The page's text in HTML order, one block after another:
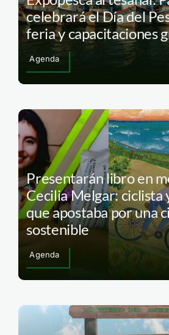
celebrará el Día del
feria y capacitaciones
Agenda
Presentarán libro en
Cecilia Melgar: ciclista
que apostaba por una
sostenible
Agenda